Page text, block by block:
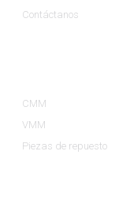
Contáctanos
CMM
VMM
Piezas de repuesto